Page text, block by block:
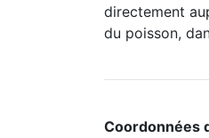
directement
du poisson,
Coordonnées